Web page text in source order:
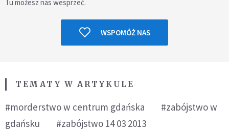
Tu możesz nas wesprzeć.
WSPOMÓŻ NAS
TEMATY W ARTYKULE
#morderstwo w centrum gdańska
#zabójstwo w
gdańsku
#zabójstwo 14 03 2013